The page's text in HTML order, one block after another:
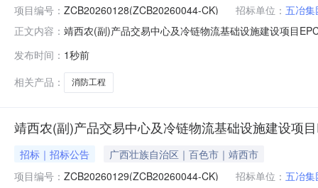
项目编号： ZCB20260128(ZCB20260044-CK) 招标单位： 五冶
正文内容： 靖西农(副)产品交易中心及冷链物流基础设施建设项目
中心、农(副)产品冷库、配电间、门卫室、地下室停车
发布时间： 1秒前
相关产品：
消防工程
靖西农(副)产品交易中心及冷链物流基础设施建设项
招标｜招标公告
广西壮族自治区｜百色市｜靖西市
项目编号： ZCB20260129(ZCB20260044-CK) 招标单位： 五冶